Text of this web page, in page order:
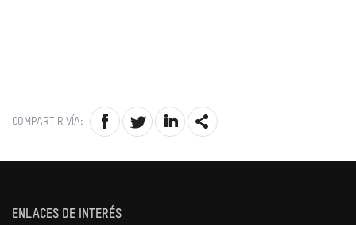
COMPARTIR VÍA:
ENLACES DE INTERÉS